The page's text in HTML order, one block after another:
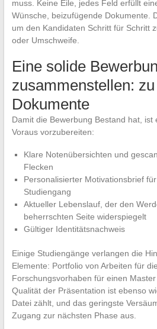
muss. Keine Eile, jedes Feld erfüllt
Wünsche, beizufügende Dokumente.
um den Kandidaten Schritt für Schritt
oder Umschweife.
Eine solide
zusammenstellen:
Dokumente
Damit die Bewerbung Bestand hat, ist
Voraus vorzubereiten:
Klare Notenübersichten und
Flecken
Personalisierter Motivationsbrief
Studiengang
Aktueller Lebenslauf, der den
beherrschten Seite widerspiegelt
Gültiger Identitätsnachweis
Einige Studiengänge verlangen die
Elemente: Portfolio von Arbeiten für
Forschungsvorhaben für einen
Qualität der Präsentation ist ebenso
Datei zählt, und das geringste
Zugang zur nächsten Phase aus.